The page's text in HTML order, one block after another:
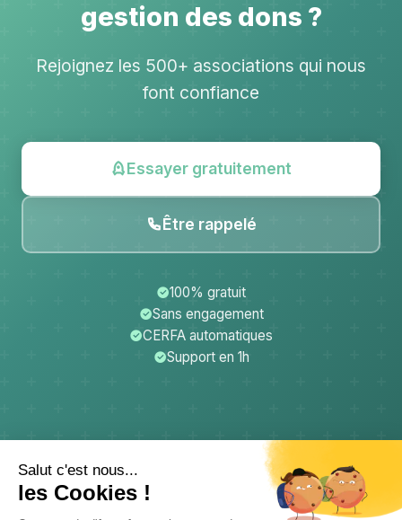
gestion des dons ?
Rejoignez les 500+ associations qui nous
font confiance
Essayer gratuitement
Être rappelé
100% gratuit
Sans engagement
CERFA automatiques
Support en 1h